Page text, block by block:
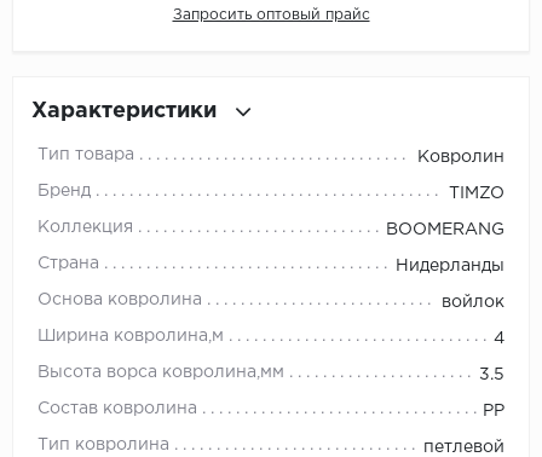
Millenium
Natisston
Запросить оптовый прайс
Характеристики
Тип товара Ковролин
Бренд TIMZO
Коллекция BOOMERANG
Страна Нидерланды
Основа ковролина войлок
Ширина ковролина,м 4
Высота ворса ковролина,мм 3.5
Состав ковролина PP
Тип ковролина петлевой